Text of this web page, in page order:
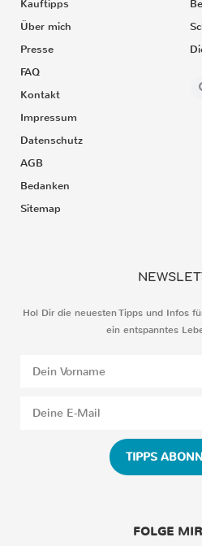
Kauftipps
Über mich
Presse
FAQ
Kontakt
Impressum
Datenschutz
AGB
Bedanken
Sitemap
Hol Dir die neuesten Tipps und Infos
ein entspanntes
TIPPS
FOLGE